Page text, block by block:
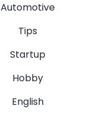
Automotive
Tips
Startup
Hobby
English